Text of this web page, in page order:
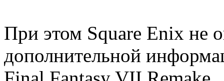
При этом Square Enix не
дополнительной